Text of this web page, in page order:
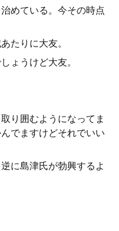
めている。今その時点
たりに大友。
ょうけど大友。
り囲むようになってま
でますけどそれでいい
に島津氏が勃興するよ